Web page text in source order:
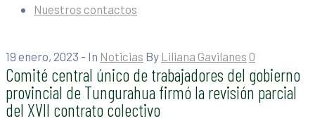
Nuestros contactos
19 enero, 2023 - In Noticias By Liliana Gavilanes 0
Comité central único de trabajadores del gobierno
provincial de Tungurahua firmó la revisión parcial
del XVII contrato colectivo